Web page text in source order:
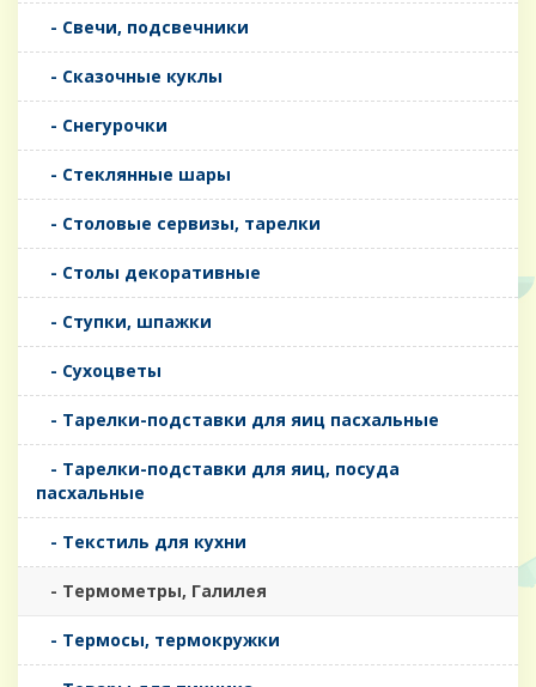
- Свечи, подсвечники
- Сказочные куклы
- Снегурочки
- Стеклянные шары
- Столовые сервизы, тарелки
- Столы декоративные
- Ступки, шпажки
- Сухоцветы
- Тарелки-подставки для яиц пасхальные
- Тарелки-подставки для яиц, посуда
пасхальные
- Текстиль для кухни
- Термометры, Галилея
- Термосы, термокружки